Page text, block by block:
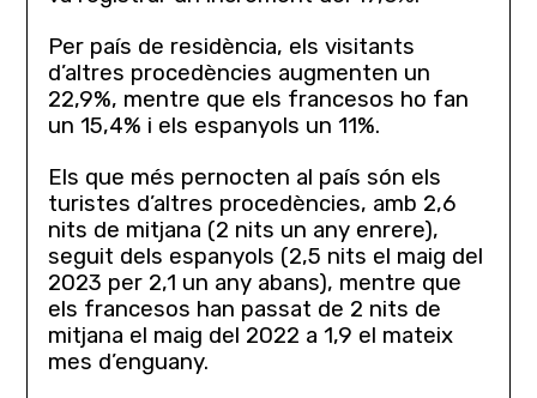
Per país de residència, els visitants
d’altres procedències augmenten un
22,9%, mentre que els francesos ho fan
un 15,4% i els espanyols un 11%.
Els que més pernocten al país són els
turistes d’altres procedències, amb 2,6
nits de mitjana (2 nits un any enrere),
seguit dels espanyols (2,5 nits el maig del
2023 per 2,1 un any abans), mentre que
els francesos han passat de 2 nits de
mitjana el maig del 2022 a 1,9 el mateix
mes d’enguany.